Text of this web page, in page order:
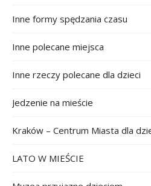
Inne formy spędzania czasu
Inne polecane miejsca
Inne rzeczy polecane dla dzieci
Jedzenie na mieście
Kraków – Centrum Miasta dla
LATO W MIEŚCIE